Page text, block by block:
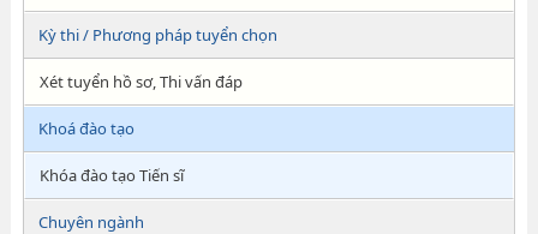
Kỳ thi / Phương pháp tuyển chọn
Xét tuyển hồ sơ, Thi vấn đáp
Khoá đào tạo
Khóa đào tạo Tiến sĩ
Chuyên ngành